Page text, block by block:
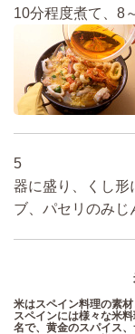
10分程度煮て、8
5
器に盛り、くし形
ブ、パセリのみじ
米はスペイン料理の素
スペインには様々な米
名で、黄金のスパイス